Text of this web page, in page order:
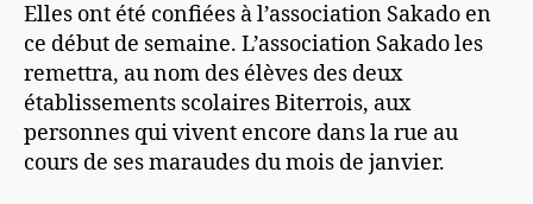
Elles ont été confiées à l’association Sakado en
ce début de semaine. L’association Sakado les
remettra, au nom des élèves des deux
établissements scolaires Biterrois, aux
personnes qui vivent encore dans la rue au
cours de ses maraudes du mois de janvier.